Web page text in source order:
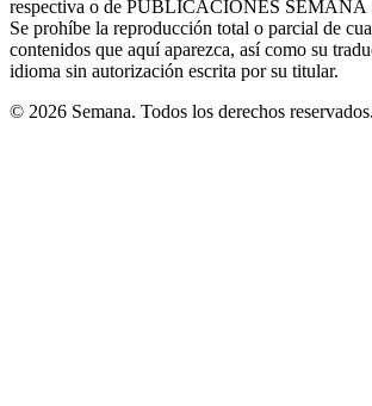
window
respectiva o de PUBLICACIONES SEMANA
Se prohíbe la reproducción total o parcial de
contenidos que aquí aparezca, así como su
idioma sin autorización escrita por su titular.
© 2026 Semana. Todos los derechos reservados.